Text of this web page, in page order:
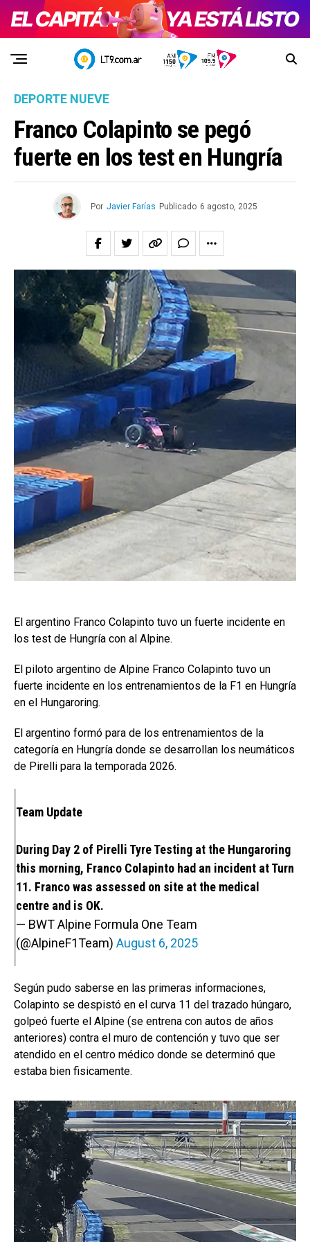
DEPORTE NUEVE
Franco Colapinto se pegó
fuerte en los test en Hungría
Por Javier Farías Publicado 6 agosto, 2025
El argentino Franco Colapinto tuvo un fuerte incidente en
los test de Hungría con al Alpine.
El piloto argentino de Alpine Franco Colapinto tuvo un
fuerte incidente en los entrenamientos de la F1 en Hungría
en el Hungaroring.
El argentino formó para de los entrenamientos de la
categoría en Hungría donde se desarrollan los neumáticos
de Pirelli para la temporada 2026.
Team Update
During Day 2 of Pirelli Tyre Testing at the Hungaroring
this morning, Franco Colapinto had an incident at Turn
11. Franco was assessed on site at the medical
centre and is OK.
— BWT Alpine Formula One Team
(@AlpineF1Team) August 6, 2025
Según pudo saberse en las primeras informaciones,
Colapinto se despistó en el curva 11 del trazado húngaro,
golpeó fuerte el Alpine (se entrena con autos de años
anteriores) contra el muro de contención y tuvo que ser
atendido en el centro médico donde se determinó que
estaba bien fisicamente.